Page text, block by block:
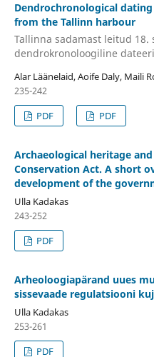
Dendrochronological
from the Tallinn harbour
Tallinna sadamast leitud 18.
dendrokronoloogiline
Alar Läänelaid, Aoife Daly, Maili
235-242
PDF
PDF
Archaeological heritage
Conservation Act. A short
development of the
Ulla Kadakas
243-252
PDF
Arheoloogiapärand uues
sissevaade regulatsiooni
Ulla Kadakas
253-261
PDF